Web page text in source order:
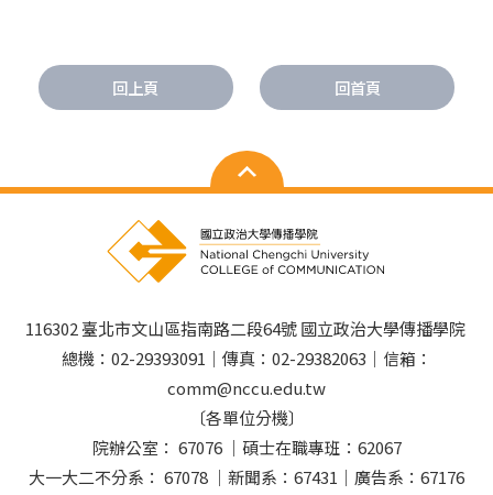
回上頁 回首頁
116302 臺北市文山區指南路二段64號 國立政治大學傳播學院
總機：02-29393091｜傳真：02-29382063｜信箱：
comm@nccu.edu.tw
〔各單位分機〕
院辦公室： 67076 ｜碩士在職專班：62067
大一大二不分系： 67078 ｜新聞系：67431｜廣告系：67176